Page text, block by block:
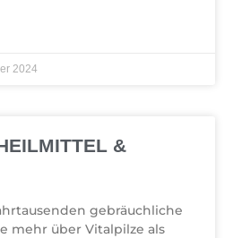
2024
&
gebräuchliche
mehr über Vitalpilze als